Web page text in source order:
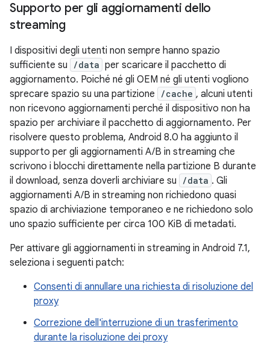
Supporto per gli aggiornamenti dello
streaming
I dispositivi degli utenti non sempre hanno spazio
sufficiente su
/data per scaricare il pacchetto di
aggiornamento. Poiché né gli OEM né gli utenti vogliono
sprecare spazio su una partizione
/cache , alcuni utenti
non ricevono aggiornamenti perché il dispositivo non ha
spazio per archiviare il pacchetto di aggiornamento. Per
risolvere questo problema, Android 8.0 ha aggiunto il
supporto per gli aggiornamenti A/B in streaming che
scrivono i blocchi direttamente nella partizione B durante
il download, senza doverli archiviare su
/data . Gli
aggiornamenti A/B in streaming non richiedono quasi
spazio di archiviazione temporaneo e ne richiedono solo
uno spazio sufficiente per circa 100 KiB di metadati.
Per attivare gli aggiornamenti in streaming in Android 7.1,
seleziona i seguenti patch:
Consenti di annullare una richiesta di risoluzione del
proxy
Correzione dell'interruzione di un trasferimento
durante la risoluzione dei proxy